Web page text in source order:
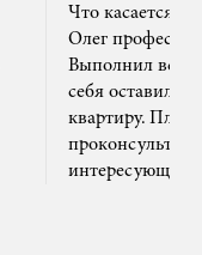
Что касается
Олег
Выполнил все
себя оставил
квартиру. Плюс
интересующим